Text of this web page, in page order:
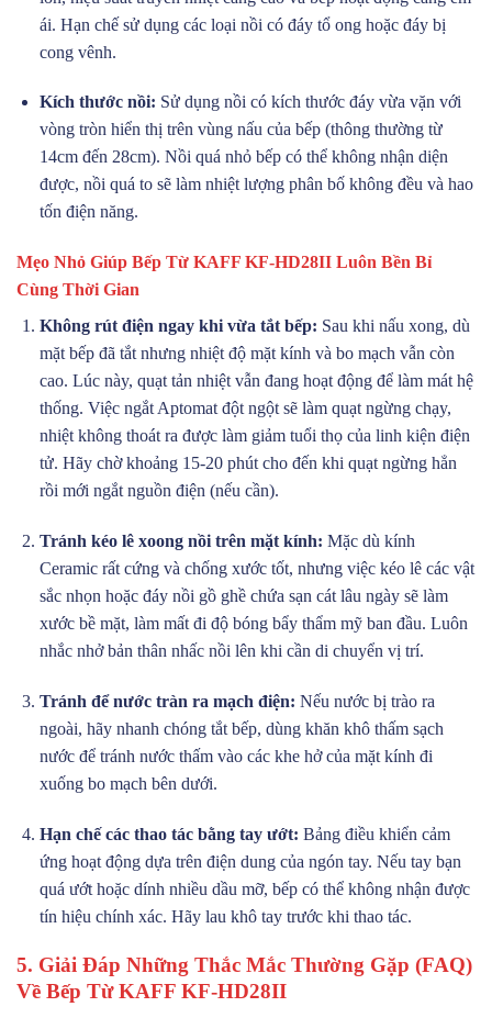
ái. Hạn chế sử dụng các loại nồi có đáy tổ ong hoặc đáy bị
cong vênh.
Kích thước nồi: Sử dụng nồi có kích thước đáy vừa vặn với
vòng tròn hiển thị trên vùng nấu của bếp (thông thường từ
14cm đến 28cm). Nồi quá nhỏ bếp có thể không nhận diện
được, nồi quá to sẽ làm nhiệt lượng phân bố không đều và hao
tốn điện năng.
Mẹo Nhỏ Giúp Bếp Từ KAFF KF-HD28II Luôn Bền Bỉ
Cùng Thời Gian
Không rút điện ngay khi vừa tắt bếp: Sau khi nấu xong, dù
mặt bếp đã tắt nhưng nhiệt độ mặt kính và bo mạch vẫn còn
cao. Lúc này, quạt tản nhiệt vẫn đang hoạt động để làm mát hệ
thống. Việc ngắt Aptomat đột ngột sẽ làm quạt ngừng chạy,
nhiệt không thoát ra được làm giảm tuổi thọ của linh kiện điện
tử. Hãy chờ khoảng 15-20 phút cho đến khi quạt ngừng hẳn
rồi mới ngắt nguồn điện (nếu cần).
Tránh kéo lê xoong nồi trên mặt kính: Mặc dù kính
Ceramic rất cứng và chống xước tốt, nhưng việc kéo lê các vật
sắc nhọn hoặc đáy nồi gồ ghề chứa sạn cát lâu ngày sẽ làm
xước bề mặt, làm mất đi độ bóng bẩy thẩm mỹ ban đầu. Luôn
nhắc nhở bản thân nhấc nồi lên khi cần di chuyển vị trí.
Tránh để nước tràn ra mạch điện: Nếu nước bị trào ra
ngoài, hãy nhanh chóng tắt bếp, dùng khăn khô thấm sạch
nước để tránh nước thấm vào các khe hở của mặt kính đi
xuống bo mạch bên dưới.
Hạn chế các thao tác bằng tay ướt: Bảng điều khiển cảm
ứng hoạt động dựa trên điện dung của ngón tay. Nếu tay bạn
quá ướt hoặc dính nhiều dầu mỡ, bếp có thể không nhận được
tín hiệu chính xác. Hãy lau khô tay trước khi thao tác.
5. Giải Đáp Những Thắc Mắc Thường Gặp (FAQ)
Về Bếp Từ KAFF KF-HD28II